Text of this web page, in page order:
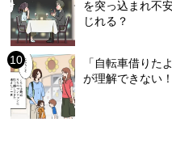
を突っ込まれ不
じれる？
「自転車借りた
が理解できない